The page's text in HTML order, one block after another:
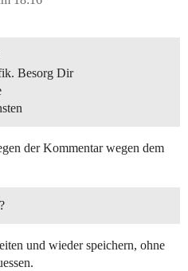
Besorg Dir
der Kommentar wegen dem
und wieder speichern, ohne